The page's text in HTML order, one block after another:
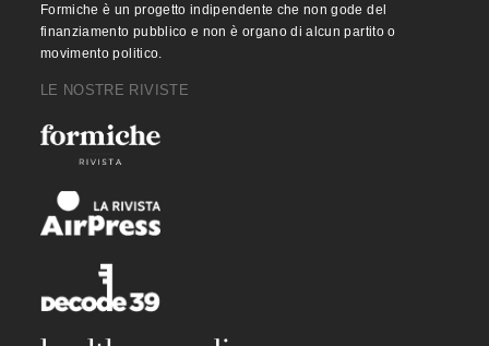
Formiche è un progetto indipendente che non gode del
finanziamento pubblico e non è organo di alcun partito o
movimento politico.
LE NOSTRE RIVISTE